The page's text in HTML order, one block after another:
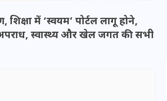
में ‘स्वयम’ पोर्टल लागू होने,
अपराध, स्वास्थ्य और खेल जगत की सभी